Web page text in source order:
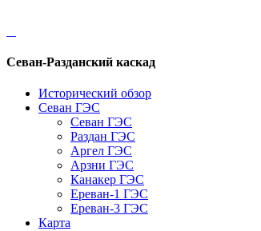
Севан-Разданский каскад
Исторический обзор
Севан ГЭС
Севан ГЭС
Раздан ГЭС
Аргел ГЭС
Арзни ГЭС
Канакер ГЭС
Ереван-1 ГЭС
Ереван-3 ГЭС
Карта